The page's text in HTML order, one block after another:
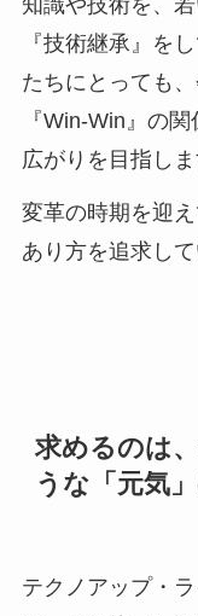
知識や技術を、
『技術継承』を
たちにとっても
『Win-Win』の
広がりを目指しま
変革の時期を迎
あり方を追求して
求めるのは
うな「元気
テクノアップ・